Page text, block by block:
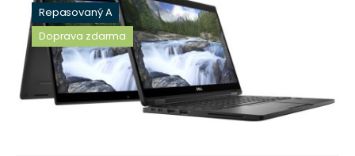
Repasovaný A
Doprava zdarma